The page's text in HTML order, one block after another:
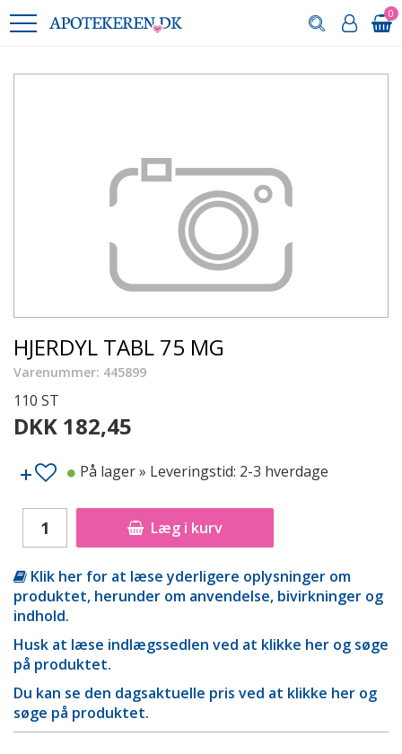
0
HJERDYL TABL 75 MG
Varenummer: 445899
110 ST
DKK 182,45
Læg i kurv
På lager» Leveringstid: 2-3 hverdage
Klik her for at læse yderligere oplysninger om
produktet, herunder om anvendelse, bivirkninger og
indhold.
Husk at læse indlægssedlen ved at klikke her og søge
på produktet.
Du kan se den dagsaktuelle pris ved at klikke her og
søge på produktet.